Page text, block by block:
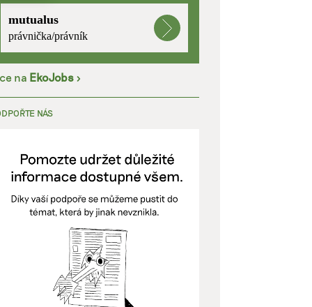
aktivní
mutualus
právnička/právník
na EkoJobs >
NÁS